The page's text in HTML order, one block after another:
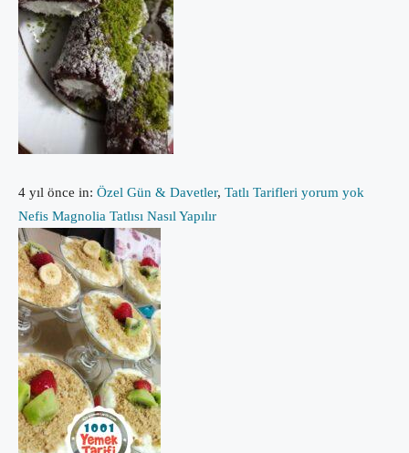
4 yıl önce in: Özel Gün & Davetler, Tatlı Tarifleri yorum yok
Nefis Magnolia Tatlısı Nasıl Yapılır